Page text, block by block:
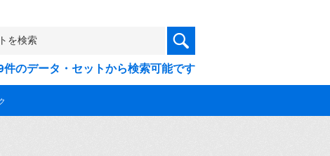
件のデータ・セットから検索可能です